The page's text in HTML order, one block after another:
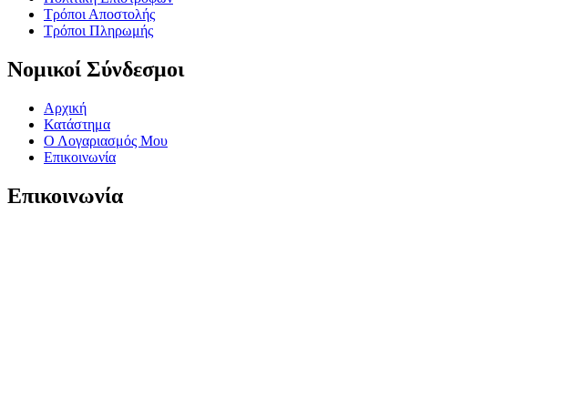
Τρόποι Αποστολής
Τρόποι Πληρωμής
Νομικοί Σύνδεσμοι
Αρχική
Κατάστημα
Ο Λογαριασμός Μου
Επικοινωνία
Επικοινωνία